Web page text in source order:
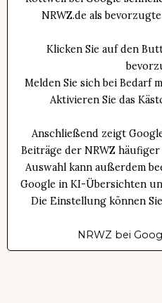
NRWZ.de als
Klicken Sie auf den
Melden Sie sich bei Bedarf
Aktivieren Sie das
Anschließend zeigt
Beiträge der NRWZ häufiger
Auswahl kann außerdem
Google in KI-Übersichten
Die Einstellung können
NRWZ bei